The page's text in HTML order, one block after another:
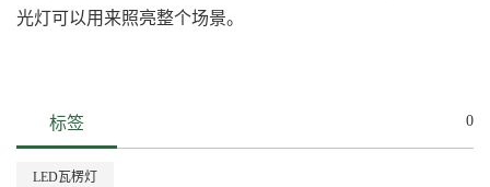
光灯可以用来照亮整个场景。
标签 0
LED瓦楞灯